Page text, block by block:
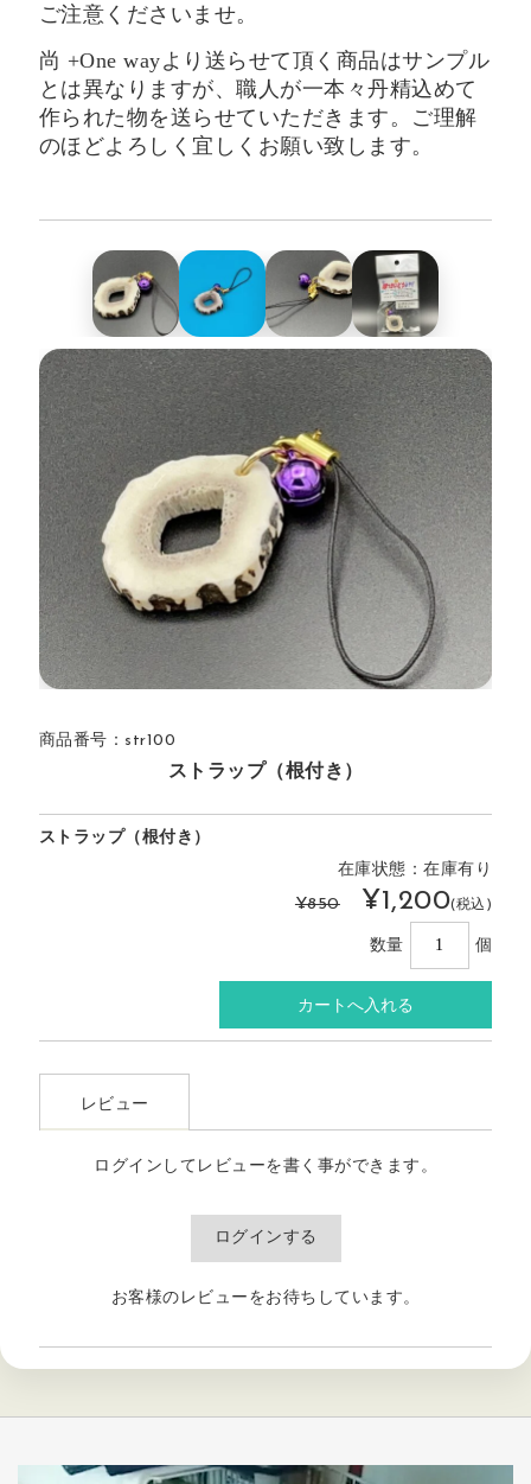
ご注意くださいませ。
尚 +One wayより送らせて頂く商品はサンプル
とは異なりますが、職人が一本々丹精込めて
作られた物を送らせていただきます。ご理解
のほどよろしく宜しくお願い致します。
商品番号：str100
ストラップ（根付き）
ストラップ（根付き）
在庫状態：在庫有り
¥850
¥1,200(税込)
数量 個
レビュー
ログインしてレビューを書く事ができます。
ログインする
お客様のレビューをお待ちしています。